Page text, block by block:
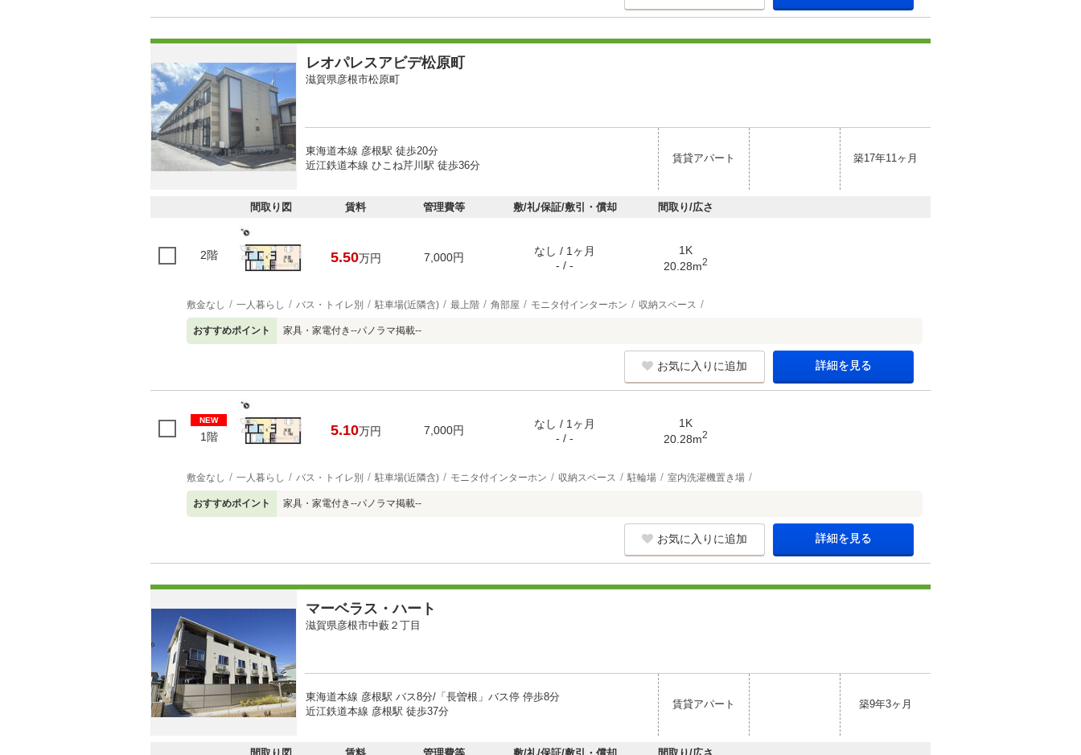
レオパレスアビデ松原町
滋賀県彦根市松原町
東海道本線 彦根駅 徒歩20分
近江鉄道本線 ひこね芹川駅 徒歩36分
賃貸アパート 築17年11ヶ月
間取り図 賃料 管理費等 敷/礼/保証/敷引・償却 間取り/広さ
2階 5.50万円 7,000円
なし / 1ヶ月
- / -
1K
20.28m2
敷金なし 一人暮らし バス・トイレ別 駐車場(近隣含) 最上階 角部屋 モニタ付インターホン 収納スペース
おすすめポイント 家具・家電付き--パノラマ掲載--
お気に入りに追加 詳細を見る
NEW
1階 5.10万円 7,000円
なし / 1ヶ月
- / -
1K
20.28m2
敷金なし 一人暮らし バス・トイレ別 駐車場(近隣含) モニタ付インターホン 収納スペース 駐輪場 室内洗濯機置き場
おすすめポイント 家具・家電付き--パノラマ掲載--
お気に入りに追加 詳細を見る
マーベラス・ハート
滋賀県彦根市中藪２丁目
東海道本線 彦根駅 バス8分/「長曽根」バス停 停歩8分
近江鉄道本線 彦根駅 徒歩37分
賃貸アパート 築9年3ヶ月